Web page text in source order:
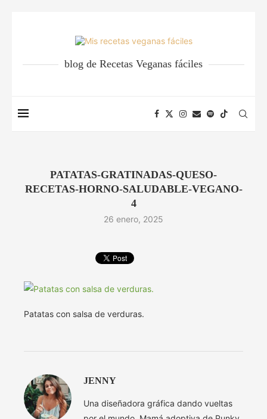
blog de Recetas Veganas fáciles
PATATAS-GRATINADAS-QUESO-
RECETAS-HORNO-SALUDABLE-VEGANO-
4
26 enero, 2025
Patatas con salsa de verduras.
JENNY
Una diseñadora gráfica dando vueltas